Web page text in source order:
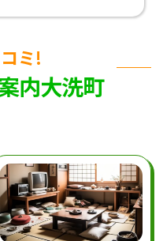
ミ!
内大洗町